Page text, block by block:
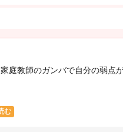
庭教師のガンバで自分の弱点
む